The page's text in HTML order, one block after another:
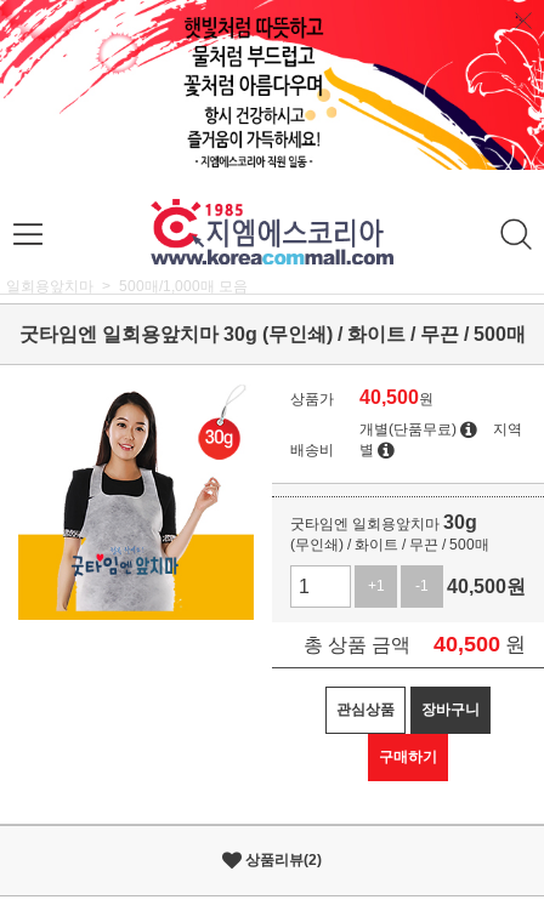
일회용앞치마 500매/1,000매 모음
굿타임엔 일회용앞치마 30g (무인쇄) / 화이트 / 무끈 / 500매
상품가 40,500원
배송비
개별(단품무료)
지역
별
굿타임엔 일회용앞치마 30g
(무인쇄) / 화이트 / 무끈 / 500매
+1 -1 40,500원
총 상품 금액 40,500 원
관심상품 장바구니
구매하기
상품리뷰(2)